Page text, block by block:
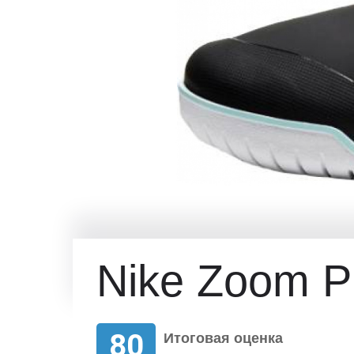
Nike Zoom
80 Итоговая оценка